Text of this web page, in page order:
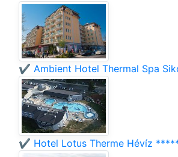
✔️ Ambient Hotel Thermal Spa
✔️ Hotel Lotus Therme Hévíz